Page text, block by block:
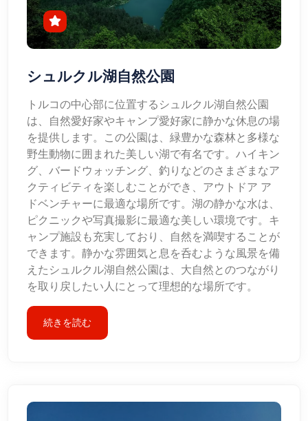
シュルクル湖自然公園
トルコの中心部に位置するシュルクル湖自然公園
は、自然愛好家やキャンプ愛好家に静かな休息の場
を提供します。この公園は、緑豊かな森林と多様な
野生動物に囲まれた美しい湖で有名です。ハイキン
グ、バードウォッチング、釣りなどのさまざまなア
クティビティを楽しむことができ、アウトドア ア
ドベンチャーに最適な場所です。湖の静かな水は、
ピクニックや写真撮影に最適な美しい環境です。キ
ャンプ施設も充実しており、自然を満喫することが
できます。静かな雰囲気と息を呑むような風景を備
えたシュルクル湖自然公園は、大自然とのつながり
を取り戻したい人にとって理想的な場所です。
続きを読む